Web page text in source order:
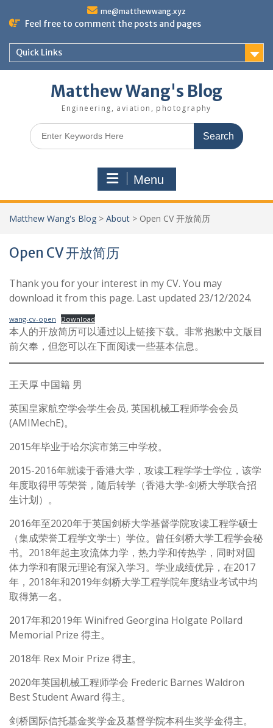
me@matthewwang.xyz
Feel free to comment the posts and pages
Quick Links
Matthew Wang's Blog
Engineering, aviation, photography
Search
for:
Menu
Matthew Wang's Blog > About > Open CV 开放简历
Open CV 开放简历
Thank you for your interest in my CV. You may
download it from this page. Last updated 23/12/2024.
wang-cv-open Download
本人的开放简历可以通过以上链接下载。非常抱歉中文版目
前欠奉，但您可以在下面阅读一些基本信息。
王天厚 中国籍 男
英国皇家航空学会学生会员, 英国机械工程师学会会员
(AMIMechE)。
2015年毕业于哈尔滨市第三中学校。
2015-2016年就读于香港大学，攻读工程学学士学位，该学
年度取得甲等荣誉，随后转学（香港大学-剑桥大学联合招
生计划）。
2016年至2020年于英国剑桥大学基督学院攻读工程学硕士
（集成荣誉工程学文学士）学位。曾任剑桥大学工程学会秘
书。2018年起主攻流体力学，热力学和传热学，同时对固
体力学和有限元理论有深入学习。学业成绩优异，在2017
年，2018年和2019年剑桥大学工程学院年度结业考试中均
取得第一名。
2017年和2019年 Winifred Georgina Holgate Pollard
Memorial Prize 得主。
2018年 Rex Moir Prize 得主。
2020年英国机械工程师学会 Frederic Barnes Waldron
Best Student Award 得主。
剑桥国际信托基金奖学金及基督学院本科生奖学金得主。